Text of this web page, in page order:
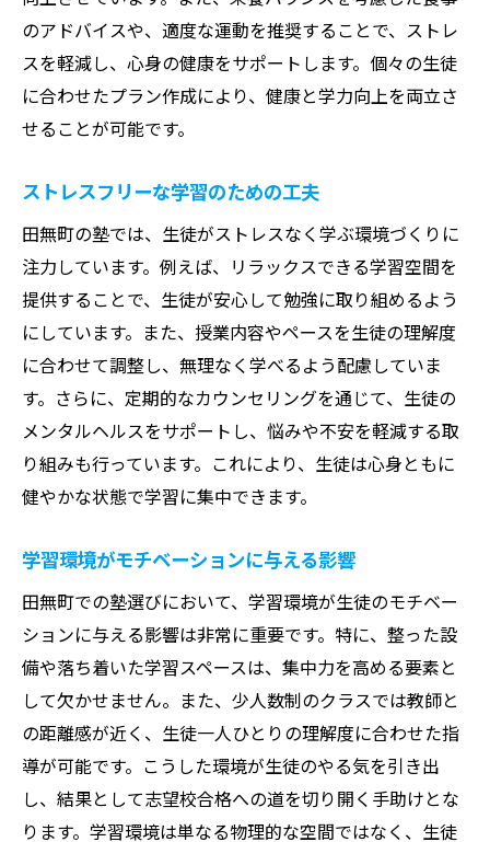
のアドバイスや、適度な運動を推奨することで、ストレ
スを軽減し、心身の健康をサポートします。個々の生徒
に合わせたプラン作成により、健康と学力向上を両立さ
せることが可能です。
ストレスフリーな学習のための工夫
田無町の塾では、生徒がストレスなく学ぶ環境づくりに
注力しています。例えば、リラックスできる学習空間を
提供することで、生徒が安心して勉強に取り組めるよう
にしています。また、授業内容やペースを生徒の理解度
に合わせて調整し、無理なく学べるよう配慮していま
す。さらに、定期的なカウンセリングを通じて、生徒の
メンタルヘルスをサポートし、悩みや不安を軽減する取
り組みも行っています。これにより、生徒は心身ともに
健やかな状態で学習に集中できます。
学習環境がモチベーションに与える影響
田無町での塾選びにおいて、学習環境が生徒のモチベー
ションに与える影響は非常に重要です。特に、整った設
備や落ち着いた学習スペースは、集中力を高める要素と
して欠かせません。また、少人数制のクラスでは教師と
の距離感が近く、生徒一人ひとりの理解度に合わせた指
導が可能です。こうした環境が生徒のやる気を引き出
し、結果として志望校合格への道を切り開く手助けとな
ります。学習環境は単なる物理的な空間ではなく、生徒